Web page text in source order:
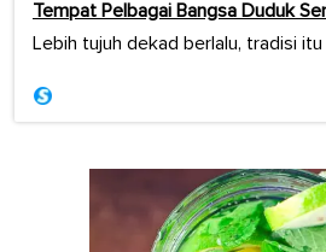
Tempat Pelbagai Bangsa Duduk
Lebih tujuh dekad berlalu, tradisi itu